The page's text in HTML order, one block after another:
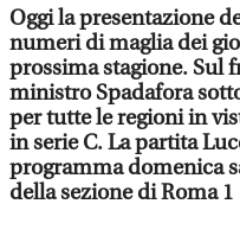
Oggi la presentazione
numeri di maglia dei
prossima stagione. Sul
ministro Spadafora
per tutte le regioni in
in serie C. La partita
programma domenica
della sezione di Roma 1